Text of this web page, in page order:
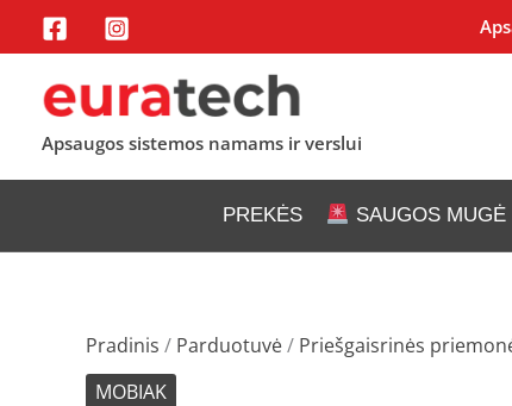
Pereiti
prie
turinio
Apsaugos sistemos namams ir verslui
PREKĖS SAUGOS MUGĖ
Pradinis / Parduotuvė/ Priešgaisrinės
MOBIAK